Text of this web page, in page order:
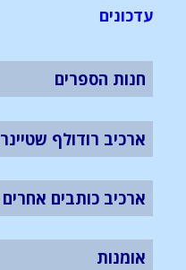
עדכונים
חנות הספרים
ארכיב רודולף שטיינר
ארכיב כותבים אחרים
אומנות